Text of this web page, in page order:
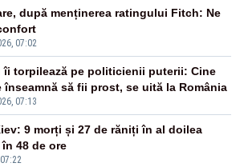
07:02
după menținerea ratingului Fitch: Ne
07:13
îi torpilează pe politicienii puterii: Cine
înseamnă să fii prost, se uită la România
9 morți și 27 de răniți în al doilea
48 de ore